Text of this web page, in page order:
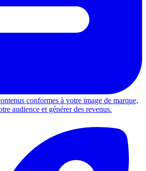
conformes à votre image de marque,
audience et générer des revenus.